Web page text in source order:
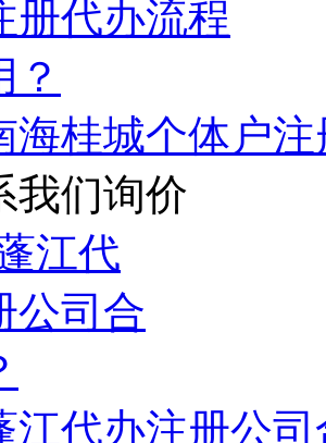
海桂城个体户
我们询价
江代办注册公